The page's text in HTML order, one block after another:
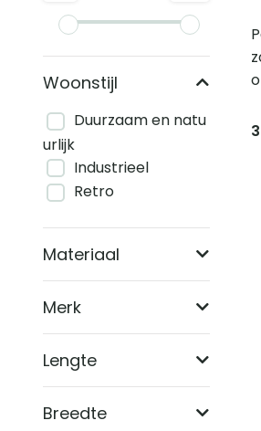
3
Woonstijl
Duurzaam en natu
urlijk
Industrieel
Retro
Materiaal
Merk
Lengte
Breedte